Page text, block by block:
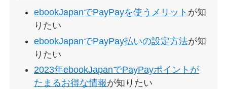
ebookJapanでPayPayを使うメリット が知
りたい
ebookJapanでPayPay払いの設定方法が知
りたい
2023年ebookJapanでPayPayポイントが
たまるお得な情報が知りたい